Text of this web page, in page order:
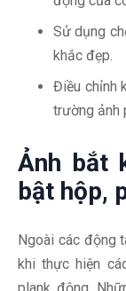
Sử dụng
khắc đẹp.
Điều chỉnh
trường ảnh
Ảnh bắt
bật hộp,
Ngoài các động
khi thực hiện